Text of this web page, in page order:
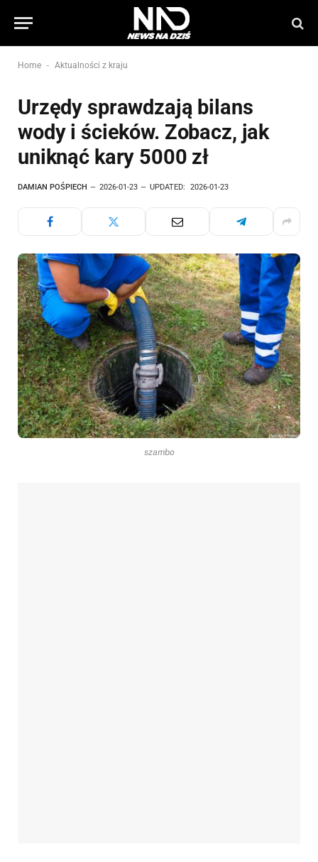
Home - Aktualności z kraju
Urzędy sprawdzają bilans
wody i ścieków. Zobacz, jak
uniknąć kary 5000 zł
DAMIAN POŚPIECH 2026-01-23 UPDATED: 2026-01-23
szambo